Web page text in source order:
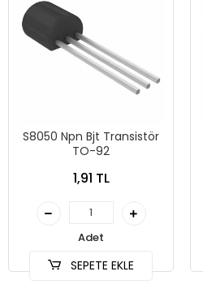
S8050 Npn Bjt Transistör
TO-92
1,91 TL
Adet
SEPETE EKLE